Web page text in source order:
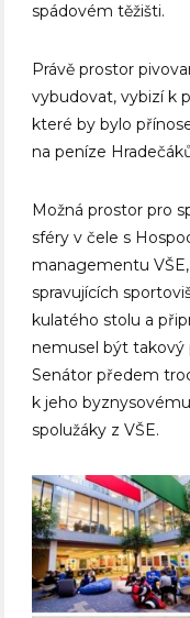
spádovém těžišti.
Právě prostor
vybudovat, vybizí k
které by bylo
na peníze
Možná prostor pro
sféry v čele s
managementu
spravujících
kulatého stolu a
nemusel být takový
Senátor předem
k jeho
spolužáky z VŠE.